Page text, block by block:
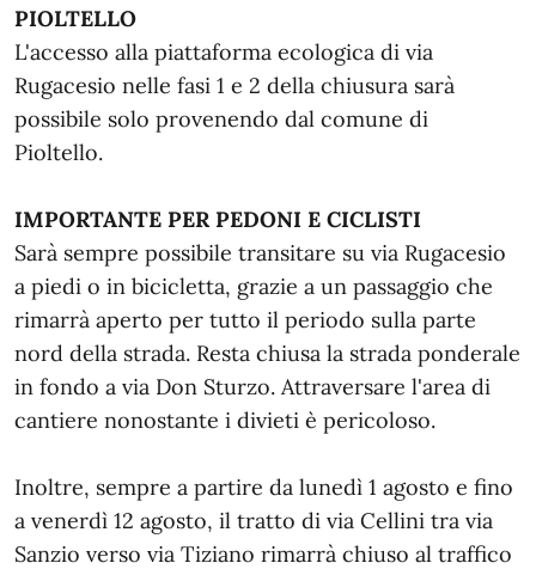
PIOLTELLO
L'accesso alla piattaforma ecologica di via
Rugacesio nelle fasi 1 e 2 della chiusura sarà
possibile solo provenendo dal comune di
Pioltello.
IMPORTANTE PER PEDONI E CICLISTI
Sarà sempre possibile transitare su via Rugacesio
a piedi o in bicicletta, grazie a un passaggio che
rimarrà aperto per tutto il periodo sulla parte
nord della strada. Resta chiusa la strada ponderale
in fondo a via Don Sturzo. Attraversare l'area di
cantiere nonostante i divieti è pericoloso.
Inoltre, sempre a partire da lunedì 1 agosto e fino
a venerdì 12 agosto, il tratto di via Cellini tra via
Sanzio verso via Tiziano rimarrà chiuso al traffico